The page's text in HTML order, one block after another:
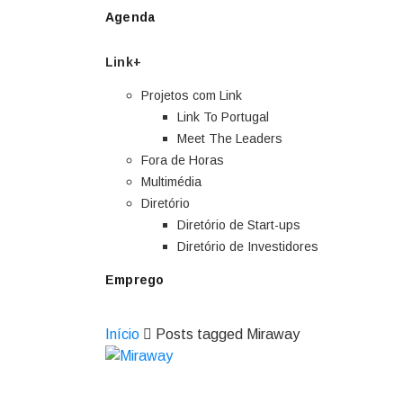
Agenda
Link+
Projetos com Link
Link To Portugal
Meet The Leaders
Fora de Horas
Multimédia
Diretório
Diretório de Start-ups
Diretório de Investidores
Emprego
Início Posts tagged Miraway